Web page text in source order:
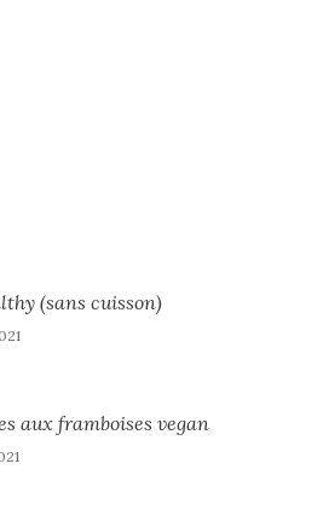
(sans cuisson)
aux framboises vegan